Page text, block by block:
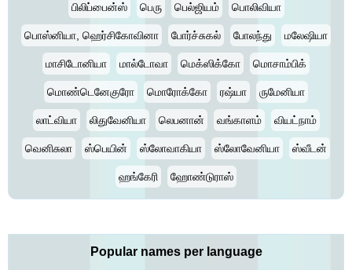
பிலிப்பைன்ஸ் பெரு பெல்ஜியம் பொலிவியா
பொஸ்னியா, ஹெர்சிகோவினா போர்ச்சுகல் போலந்து மலேஷியா
மாசிடோனியா மால்டோவா மெக்ஸிக்கோ மொசாம்பிக்
மொண்டெனேகுரோ மொரோக்கோ ரஷ்யா ருமேனியா
லாட்வியா லிதுவேனியா லெபனான் வங்காளம் வியட்நாம்
வெனிசுலா ஸ்பெயின் ஸ்லோவாகியா ஸ்லோவேனியா ஸ்வீடன்
ஹங்கேரி ஹோண்டுராஸ்
Popular names per language